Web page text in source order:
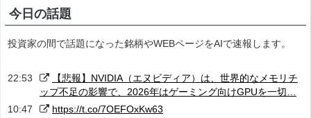
今日の話題
投資家の間で話題になった銘柄やWEBページをAIで速報します。
22:53
【悲報】NVIDIA（エヌビディア）は、世界的なメモリチ
ップ不足の影響で、2026年はゲーミング向けGPUを一切…
10:47
https://t.co/7OEFOxKw63